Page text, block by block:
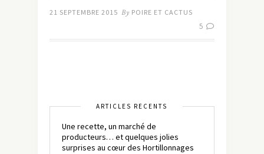
21 SEPTEMBRE 2015 By POIRE ET CACTUS
5
ARTICLES RÉCENTS
Une recette, un marché de
producteurs… et quelques jolies
surprises au cœur des Hortillonnages